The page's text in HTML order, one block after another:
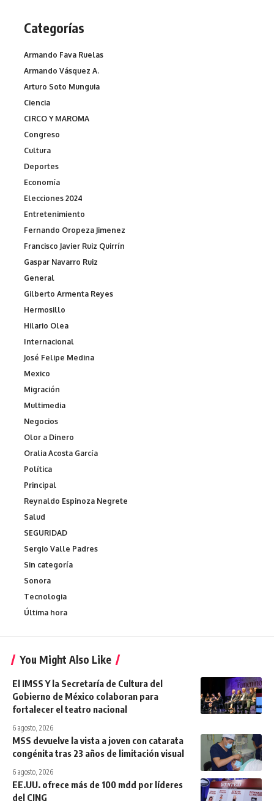
Categorías
Armando Fava Ruelas
Armando Vásquez A.
Arturo Soto Munguia
Ciencia
CIRCO Y MAROMA
Congreso
Cultura
Deportes
Economía
Elecciones 2024
Entretenimiento
Fernando Oropeza Jimenez
Francisco Javier Ruiz Quirrín
Gaspar Navarro Ruiz
General
Gilberto Armenta Reyes
Hermosillo
Hilario Olea
Internacional
José Felipe Medina
Mexico
Migración
Multimedia
Negocios
Olor a Dinero
Oralia Acosta García
Política
Principal
Reynaldo Espinoza Negrete
Salud
SEGURIDAD
Sergio Valle Padres
Sin categoría
Sonora
Tecnologia
Última hora
You Might Also Like
El IMSS Y la Secretaría de Cultura del
Gobierno de México colaboran para
fortalecer el teatro nacional
6 agosto, 2026
MSS devuelve la vista a joven con catarata
congénita tras 23 años de limitación visual
6 agosto, 2026
EE.UU. ofrece más de 100 mdd por líderes
del CJNG